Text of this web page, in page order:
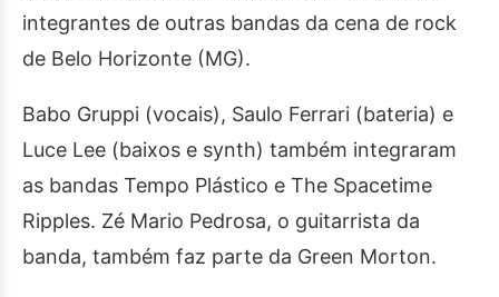
integrantes de outras bandas da cena de rock
de Belo Horizonte (MG).
Babo Gruppi (vocais), Saulo Ferrari (bateria) e
Luce Lee (baixos e synth) também integraram
as bandas Tempo Plástico e The Spacetime
Ripples. Zé Mario Pedrosa, o guitarrista da
banda, também faz parte da Green Morton.